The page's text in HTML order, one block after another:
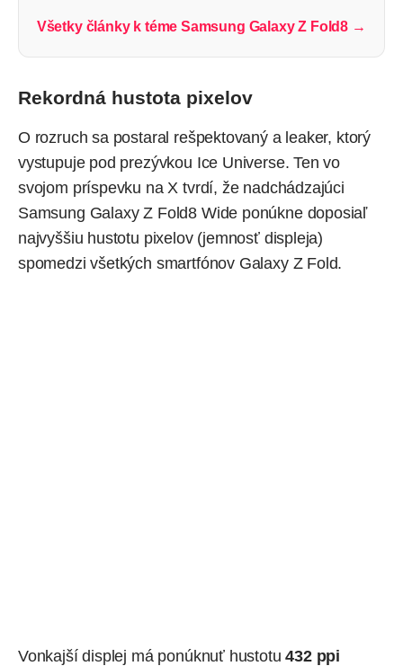
Všetky články k téme Samsung Galaxy Z Fold8 →
Rekordná hustota pixelov
O rozruch sa postaral rešpektovaný a leaker, ktorý
vystupuje pod prezývkou Ice Universe. Ten vo
svojom príspevku na Xtvrdí, že nadchádzajúci
Samsung Galaxy Z Fold8 Wide ponúkne doposiaľ
najvyššiu hustotu pixelov (jemnosť displeja)
spomedzi všetkých smartfónov Galaxy Z Fold.
Vonkajší displej má ponúknuť hustotu432 ppi